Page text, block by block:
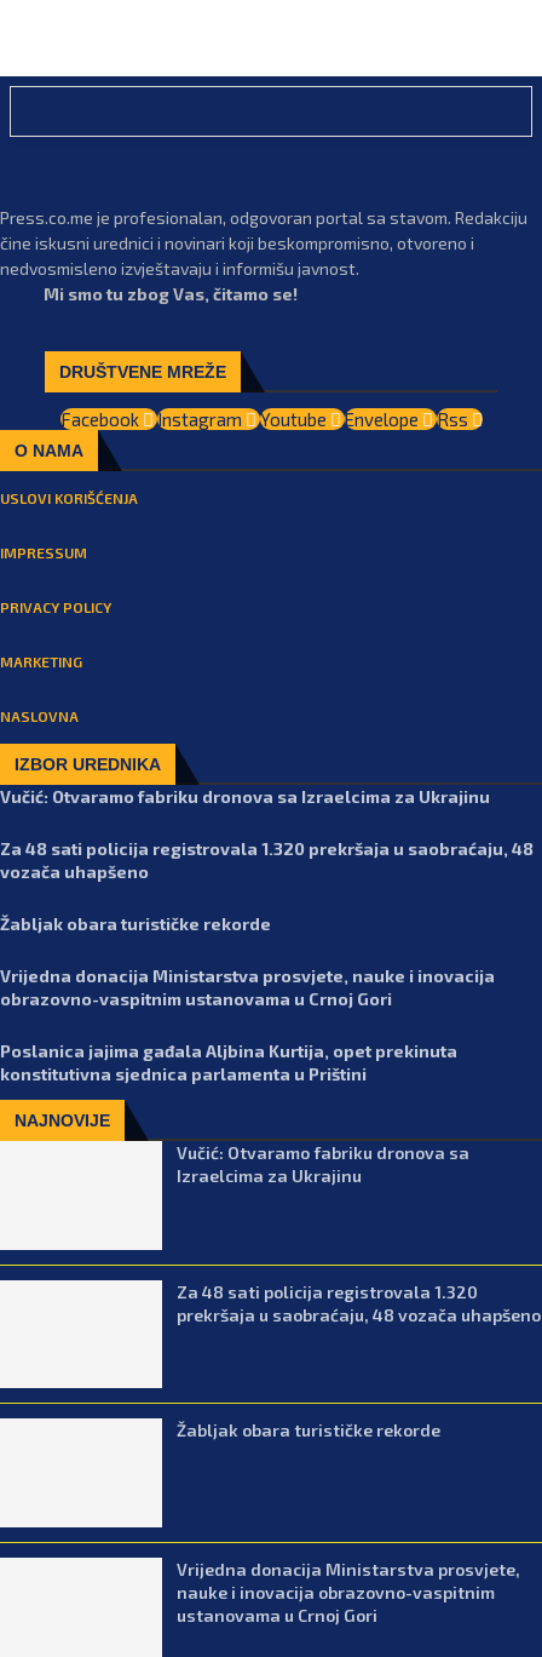
Press.co.me je profesionalan, odgovoran portal sa stavom. Redakciju
čine iskusni urednici i novinari koji beskompromisno, otvoreno i
nedvosmisleno izvještavaju i informišu javnost.
Mi smo tu zbog Vas, čitamo se!
DRUŠTVENE MREŽE
Facebook Instagram Youtube Envelope Rss
O NAMA
USLOVI KORIŠĆENJA
IMPRESSUM
PRIVACY POLICY
MARKETING
NASLOVNA
IZBOR UREDNIKA
Vučić: Otvaramo fabriku dronova sa Izraelcima za Ukrajinu
Za 48 sati policija registrovala 1.320 prekršaja u saobraćaju, 48
vozača uhapšeno
Žabljak obara turističke rekorde
Vrijedna donacija Ministarstva prosvjete, nauke i inovacija
obrazovno-vaspitnim ustanovama u Crnoj Gori
Poslanica jajima gađala Aljbina Kurtija, opet prekinuta
konstitutivna sjednica parlamenta u Prištini
NAJNOVIJE
Vučić: Otvaramo fabriku dronova sa
Izraelcima za Ukrajinu
Za 48 sati policija registrovala 1.320
prekršaja u saobraćaju, 48 vozača uhapšeno
Žabljak obara turističke rekorde
Vrijedna donacija Ministarstva prosvjete,
nauke i inovacija obrazovno-vaspitnim
ustanovama u Crnoj Gori